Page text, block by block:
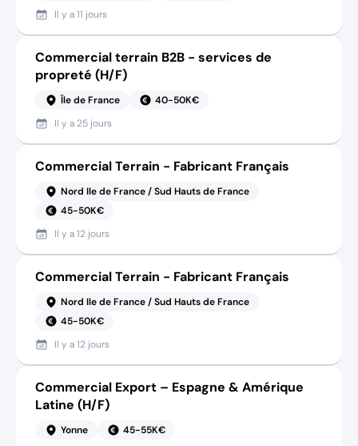
Il y a11 jours
Commercial terrain B2B - services de
propreté (H/F)
Île de France
40-50K€
Il y a 25 jours
Commercial Terrain - Fabricant Français
Nord Ile de France / Sud Hauts de France
45-50K€
Il y a12 jours
Commercial Terrain - Fabricant Français
Nord Ile de France / Sud Hauts de France
45-50K€
Il y a12 jours
Commercial Export – Espagne & Amérique
Latine (H/F)
Yonne
45-55K€